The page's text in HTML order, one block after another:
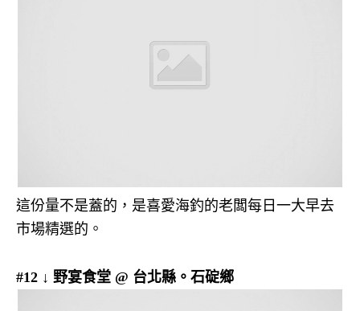
這份量不是蓋的，是喜愛海釣的老闆每日一大早去
市場精選的。
#12 ↓ 野宴食堂 @ 台北縣。石碇鄉